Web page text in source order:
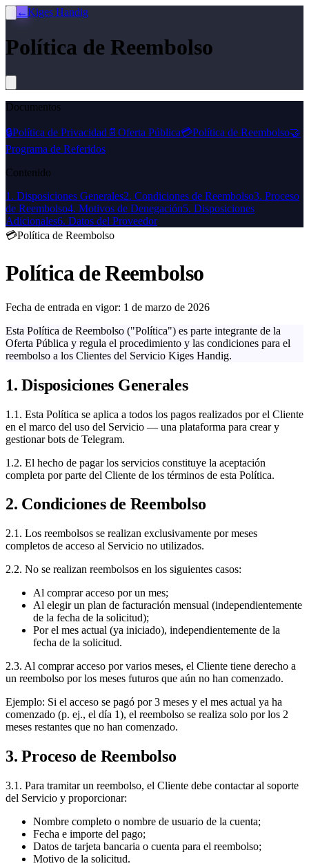
←Kiges Handig
Política de Reembolso
Documentos
🔒Política de Privacidad 📄 Oferta Pública💳Política de Reembolso🤝
Programa de Referidos
Contenido
1. Disposiciones Generales2. Condiciones de Reembolso3. Proceso
de Reembolso4. Motivos de Denegación5. Disposiciones
Adicionales6. Datos del Proveedor
💳Política de Reembolso
Política de Reembolso
Fecha de entrada en vigor: 1 de marzo de 2026
Esta Política de Reembolso ("Política") es parte integrante de la
Oferta Pública y regula el procedimiento y las condiciones para el
reembolso a los Clientes del Servicio Kiges Handig.
1. Disposiciones Generales
1.1. Esta Política se aplica a todos los pagos realizados por el Cliente
en el marco del uso del Servicio — una plataforma para crear y
gestionar bots de Telegram.
1.2. El hecho de pagar los servicios constituye la aceptación
completa por parte del Cliente de los términos de esta Política.
2. Condiciones de Reembolso
2.1. Los reembolsos se realizan exclusivamente por meses
completos de acceso al Servicio no utilizados.
2.2. No se realizan reembolsos en los siguientes casos:
Al comprar acceso por un mes;
Al elegir un plan de facturación mensual (independientemente
de la fecha de la solicitud);
Por el mes actual (ya iniciado), independientemente de la
fecha de la solicitud.
2.3. Al comprar acceso por varios meses, el Cliente tiene derecho a
un reembolso por los meses futuros que aún no han comenzado.
Ejemplo: Si el acceso se pagó por 3 meses y el mes actual ya ha
comenzado (p. ej., el día 1), el reembolso se realiza solo por los 2
meses restantes que no han comenzado.
3. Proceso de Reembolso
3.1. Para tramitar un reembolso, el Cliente debe contactar al soporte
del Servicio y proporcionar:
Nombre completo o nombre de usuario de la cuenta;
Fecha e importe del pago;
Datos de tarjeta bancaria o cuenta para el reembolso;
Motivo de la solicitud.